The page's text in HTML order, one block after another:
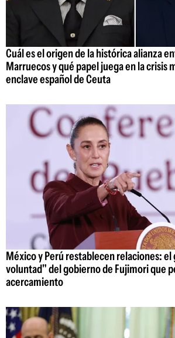
Cuál es el origen de la histórica alianza
Marruecos y qué papel juega en la crisis
enclave español de Ceuta
México y Perú restablecen relaciones:
voluntad" del gobierno de Fujimori que
acercamiento